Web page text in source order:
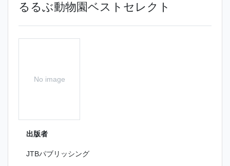
るるぶ動物園ベストセレクト
No image
出版者
JTBパブリッシング